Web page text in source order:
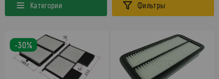
Категории Фильтры
-30%